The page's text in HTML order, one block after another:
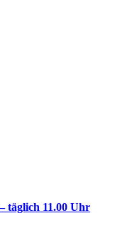
täglich 11.00 Uhr